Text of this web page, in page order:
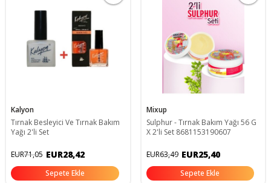
Kalyon
Tırnak Besleyici Ve Tırnak Bakım
Yağı 2'li Set
EUR71,05 EUR28,42
Sepete Ekle
Mixup
Sulphur - Tırnak Bakım Yağı 56 G
X 2'li Set 8681153190607
EUR63,49 EUR25,40
Sepete Ekle